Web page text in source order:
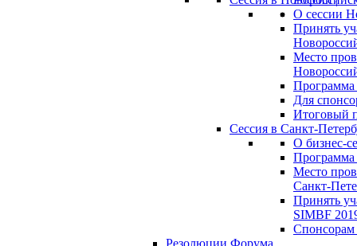
О сессии
Принять
Место
Программа
Для
Итоговый
Сессия в Санкт-
О бизнес-
Программа
Место
Санкт-
Принять
SIMBF
Спонсорам
Резолюции Форума